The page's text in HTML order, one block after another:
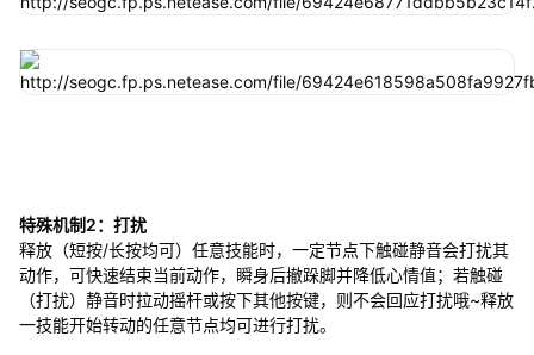
特殊机制2：打扰
释放（短按/长按均可）任意技能时，一定节点下触碰静音会打扰其
动作，可快速结束当前动作，瞬身后撤跺脚并降低心情值；若触碰
（打扰）静音时拉动摇杆或按下其他按键，则不会回应打扰哦~释放
一技能开始转动的任意节点均可进行打扰。